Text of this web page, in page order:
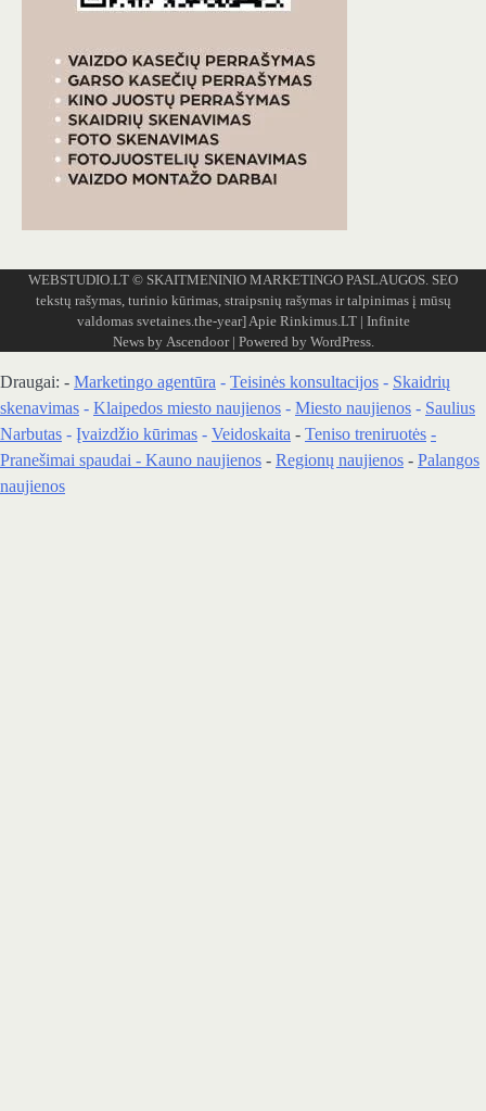
WEBSTUDIO.LT © SKAITMENINIO MARKETINGO PASLAUGOS. SEO
tekstų rašymas, turinio kūrimas, straipsnių rašymas ir talpinimas į mūsų
valdomas svetaines.the-year]Apie Rinkimus.LT| Infinite
News by Ascendoor| Powered by WordPress.
Draugai: - Marketingo agentūra - Teisinės konsultacijos - Skaidrių
skenavimas - Klaipedos miesto naujienos - Miesto naujienos - Saulius
Narbutas - Įvaizdžio kūrimas - Veidoskaita - Teniso treniruotės -
Pranešimai spaudai - Kauno naujienos - Regionų naujienos - Palangos
naujienos